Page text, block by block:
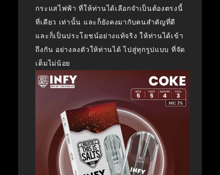
กระแสไฟฟ้า ที่ให้ท่านได้เลือกจำเป็นต้องตรงนี้
ที่เดียว เท่านั้น และก็ยังคงมากับคนสำคัญที่ดี
และก็เป็นประโยชน์อย่างแท้จริง ให้ท่านได้เข้า
ถึงกัน อย่างลงตัวให้ท่านได้ ไปสู่ทุกรูปแบบ ที่จัด
เต็มไม่น้อย